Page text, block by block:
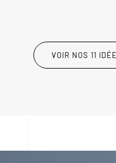
VOIR NOS 11